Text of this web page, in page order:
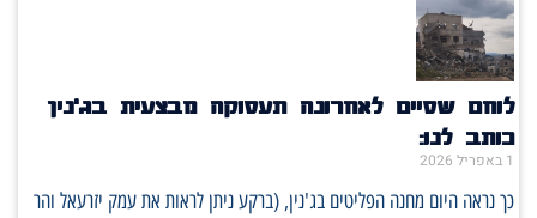
לוחם שסיים לאחרונה תעסוקה מבצעית בג'נין
כותב לנו:
1 באפריל 2026
כך נראה היום מחנה הפליטים בג'נין, (ברקע ניתן לראות את עמק יזרעאל והר